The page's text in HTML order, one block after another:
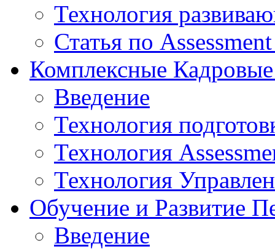
Технология
Статья по
Комплексные
Введение
Технология
Технология
Технология
Обучение и Развитие
Введение